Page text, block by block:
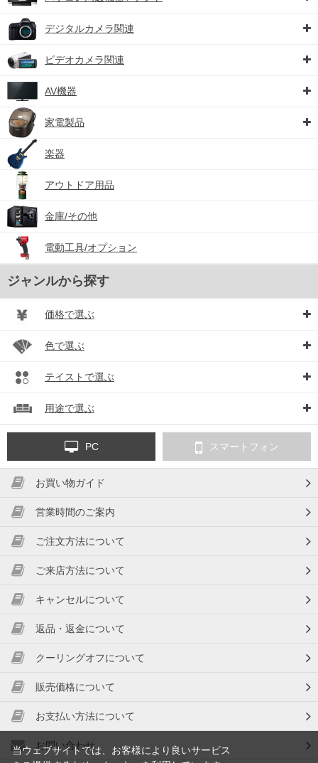
デジタルカメラ関連
ビデオカメラ関連
AV機器
家電製品
楽器
アウトドア用品
金庫/その他
電動工具/オプション
ジャンルから探す
価格で選ぶ
色で選ぶ
テイストで選ぶ
用途で選ぶ
PC スマートフォン
お買い物ガイド
営業時間のご案内
ご注文方法について
ご来店方法について
キャンセルについて
返品・返金について
クーリングオフについて
販売価格について
お支払い方法について
お問い合わせ
当ウェブサイトでは、お客様により良いサービス